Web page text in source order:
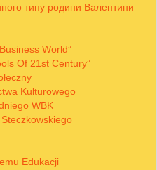
типу родини Валентини
World”
Of 21st Century”
Kulturowego
WBK
Edukacji